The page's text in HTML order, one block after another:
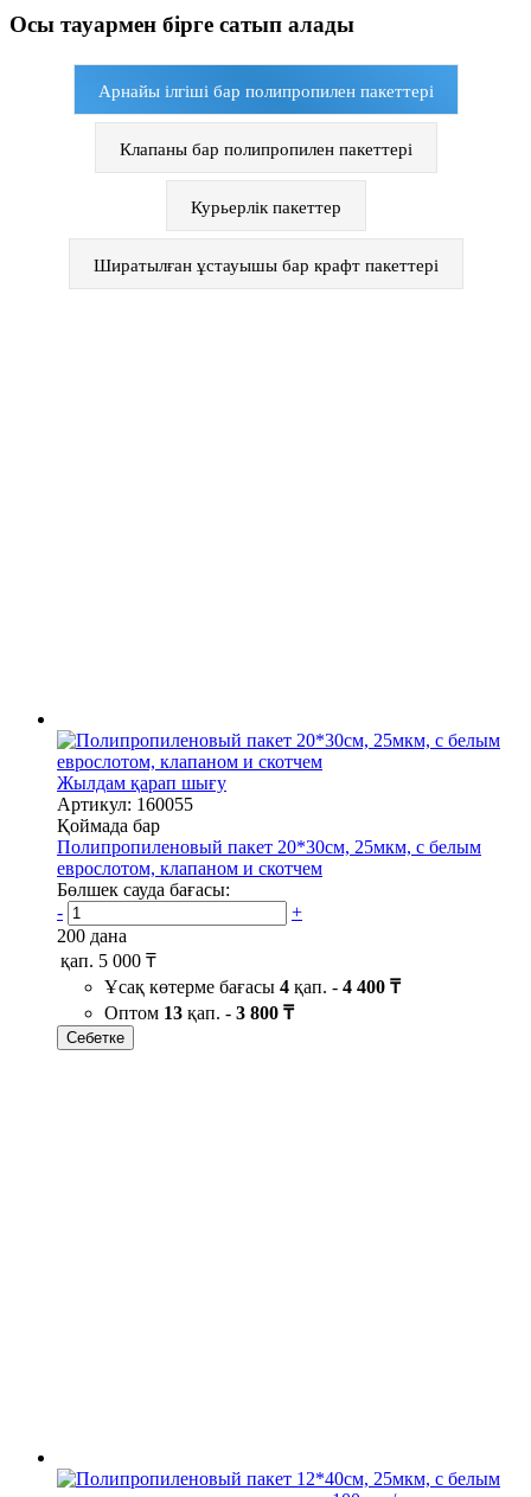
Осы тауармен бірге сатып алады
Арнайы ілгіші бар полипропилен пакеттері
Клапаны бар полипропилен пакеттері
Курьерлік пакеттер
Ширатылған ұстауышы бар крафт пакеттері
Жылдам қарап шығу
Артикул: 160055
Қоймада бар
Полипропиленовый пакет 20*30см, 25мкм, с белым
еврослотом, клапаном и скотчем
Бөлшек сауда бағасы:
-
+
200 дана
қап. 5 000 ₸
Ұсақ көтерме бағасы 4 қап. - 4 400 ₸
Оптом 13 қап. - 3 800 ₸
Себетке